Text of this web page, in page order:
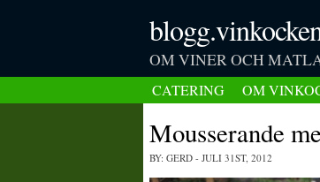
OM VINER OCH
CATERING OM
Mousserande
BY: GERD - JULI 31ST, 2012